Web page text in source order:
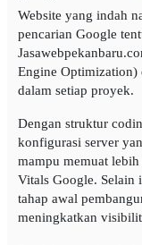
Website yang indah
pencarian Google
Engine Optimization)
dalam setiap proyek.
Dengan struktur
konfigurasi server
mampu memuat lebih
Vitals Google. Selain
tahap awal
meningkatkan